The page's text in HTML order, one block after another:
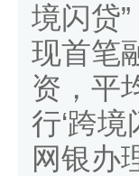
境闪贷
现首笔
资，平
行‘跨
网银办